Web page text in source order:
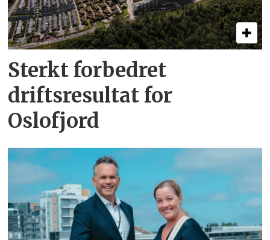
Sterkt forbedret
driftsresultat for
Oslofjord